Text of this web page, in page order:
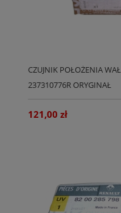
CZUJNIK POŁOŻENIA
237310776R ORYGINAŁ
121,00 zł